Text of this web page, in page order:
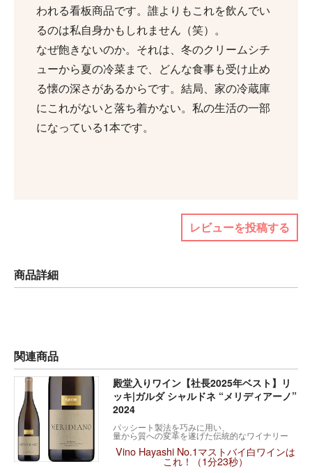
われる看板商品です。誰よりもこれを飲んでい
るのは私自身かもしれません（笑）。
なぜ飽きないのか。それは、冬のクリームシチ
ューから夏の冷菜まで、どんな食事も受け止め
る懐の深さがあるからです。結局、家の冷蔵庫
にこれがないと落ち着かない。私の生活の一部
になっている1本です。
レビューを投稿する
商品詳細
関連商品
殿堂入りワイン【社長2025年ベスト】リ
ッキ|ガルダ シャルドネ “メリディアーノ”
2024
パッシート製法を巧みに用い、
量から質への変革を遂げた伝統的なワイナリー
Vino Hayashi No.1マストバイ白ワインは
これ！（1分23秒）